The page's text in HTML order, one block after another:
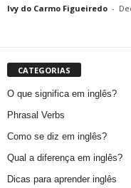
Ivy do Carmo Figueiredo -
CATEGORIAS
O que significa em inglês?
Phrasal Verbs
Como se diz em inglês?
Qual a diferença em inglês?
Dicas para aprender inglês